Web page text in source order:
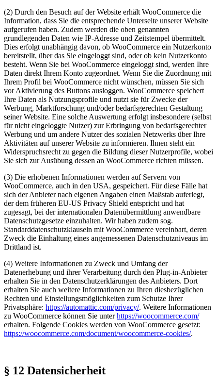
(2) Durch den Besuch auf der Website erhält WooCommerce die
Information, dass Sie die entsprechende Unterseite unserer Website
aufgerufen haben. Zudem werden die oben genannten
grundlegenden Daten wie IP-Adresse und Zeitstempel übermittelt.
Dies erfolgt unabhängig davon, ob WooCommerce ein Nutzerkonto
bereitstellt, über das Sie eingeloggt sind, oder ob kein Nutzerkonto
besteht. Wenn Sie bei WooCommerce eingeloggt sind, werden Ihre
Daten direkt Ihrem Konto zugeordnet. Wenn Sie die Zuordnung mit
Ihrem Profil bei WooCommerce nicht wünschen, müssen Sie sich
vor Aktivierung des Buttons ausloggen. WooCommerce speichert
Ihre Daten als Nutzungsprofile und nutzt sie für Zwecke der
Werbung, Marktforschung und/oder bedarfsgerechten Gestaltung
seiner Website. Eine solche Auswertung erfolgt insbesondere (selbst
für nicht eingeloggte Nutzer) zur Erbringung von bedarfsgerechter
Werbung und um andere Nutzer des sozialen Netzwerks über Ihre
Aktivitäten auf unserer Website zu informieren. Ihnen steht ein
Widerspruchsrecht zu gegen die Bildung dieser Nutzerprofile, wobei
Sie sich zur Ausübung dessen an WooCommerce richten müssen.
(3) Die erhobenen Informationen werden auf Servern von
WooCommerce, auch in den USA, gespeichert. Für diese Fälle hat
sich der Anbieter nach eigenen Angaben einen Maßstab auferlegt,
der dem früheren EU-US Privacy Shield entspricht und hat
zugesagt, bei der internationalen Datenübermittlung anwendbare
Datenschutzgesetze einzuhalten. Wir haben zudem sog.
Standarddatenschutzklauseln mit WooCommerce vereinbart, deren
Zweck die Einhaltung eines angemessenen Datenschutzniveaus im
Drittland ist.
(4) Weitere Informationen zu Zweck und Umfang der
Datenerhebung und ihrer Verarbeitung durch den Plug-in-Anbieter
erhalten Sie in den Datenschutzerklärungen des Anbieters. Dort
erhalten Sie auch weitere Informationen zu Ihren diesbezüglichen
Rechten und Einstellungsmöglichkeiten zum Schutze Ihrer
Privatsphäre: https://automattic.com/privacy/. Weitere Informationen
zu WooCommerce können Sie unterhttps://woocommerce.com/
erhalten. Folgende Cookies werden von WooCommerce gesetzt:
https://woocommerce.com/document/woocommerce-cookies/.
§ 12 Datensicherheit